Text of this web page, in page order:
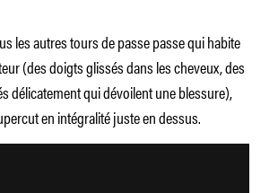
les autres tours de passe passe qui habite
(des doigts glissés dans les cheveux, des
délicatement qui dévoilent une blessure),
en intégralité juste en dessus.